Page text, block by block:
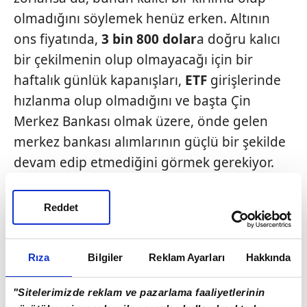
Rıza Bilgiler Reklam Ayarları Hakkında
"Sitelerimizde reklam ve pazarlama faaliyetlerinin
Reddet
olmadığını söylemek henüz erken. Altının
ons fiyatında, 3 bin 800 dolara doğru kalıcı
bir çekilmenin olup olmayacağı için bir
haftalık günlük kapanışları, ETF girişlerinde
hızlanma olup olmadığını ve başta Çin
Merkez Bankası olmak üzere, önde gelen
merkez bankası alımlarının güçlü bir şekilde
devam edip etmediğini görmek gerekiyor.
Aksi halde, 4 bin dolar seviyesi yeni bir
destek noktası değil,
3 bin 800 dolar ile4
bin 200 dolararasında geniş bir dalgalanma
bandının psikolojik merkezi haline
dönüşebilir. Bugün için, küresel piyasalarda
asıl okunması gereken tablo altın ya da